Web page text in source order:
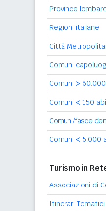
Province
Regioni italiane
Città
Comuni
Comuni >
Comuni < 150
Comuni/fasce
Comuni < 5.000
Turismo in
Associazioni di
Itinerari Tematici